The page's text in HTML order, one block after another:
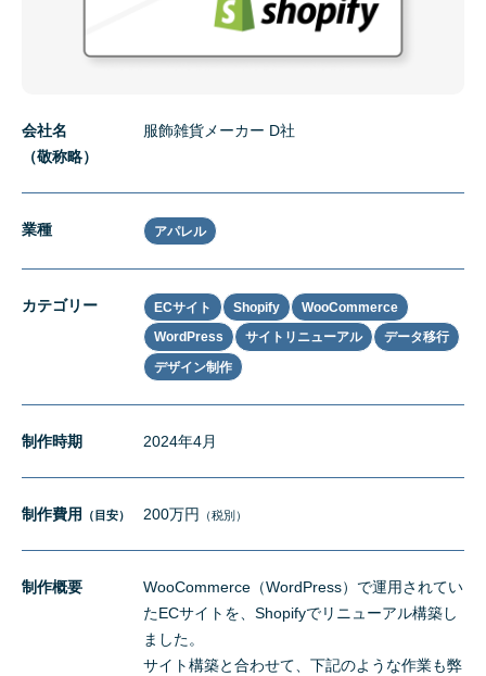
会社名
（敬称略）
服飾雑貨メーカー D社
業種 アパレル
カテゴリー ECサイト Shopify
WooCommerce
WordPress
サイトリニューアル
データ移行
デザイン制作
制作時期 2024年4月
制作費用 （目安） 200万円 （税別）
制作概要
WooCommerce（WordPress）で運用されてい
たECサイトを、Shopifyでリニューアル構築し
ました。
サイト構築と合わせて、下記のような作業も弊